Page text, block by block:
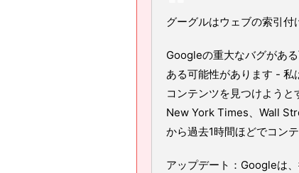
グーグルはウェブの索引付
Googleの重大なバグがあ
ある可能性があります -
コンテンツを見つけようと
New York Times、Wall
から過去1時間ほどでコン
アップデート：Googleは